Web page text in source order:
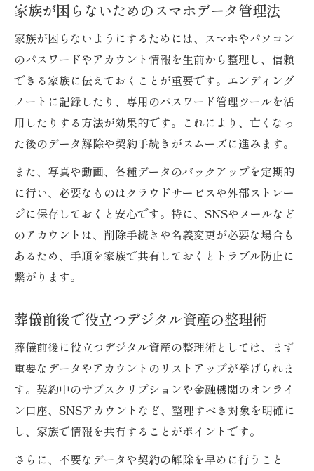
スマホ終活情報をエンディングノートにま
とめる方法
デジタル資産の記録で家族の負担を減らす
パスワードやアカウント情報の記載ポイン
ト
遺族への情報共有で安心を届ける工夫
家族が困らないためのスマホデータ管理法
家族が困らないようにするためには、スマホやパソコン
のパスワードやアカウント情報を生前から整理し、信頼
できる家族に伝えておくことが重要です。エンディング
ノートに記録したり、専用のパスワード管理ツールを活
用したりする方法が効果的です。これにより、亡くなっ
た後のデータ解除や契約手続きがスムーズに進みます。
また、写真や動画、各種データのバックアップを定期的
に行い、必要なものはクラウドサービスや外部ストレー
ジに保存しておくと安心です。特に、SNSやメールなど
のアカウントは、削除手続きや名義変更が必要な場合も
あるため、手順を家族で共有しておくとトラブル防止に
繋がります。
葬儀前後で役立つデジタル資産の整理術
葬儀前後に役立つデジタル資産の整理術としては、まず
重要なデータやアカウントのリストアップが挙げられま
す。契約中のサブスクリプションや金融機関のオンライ
ン口座、SNSアカウントなど、整理すべき対象を明確に
し、家族で情報を共有することがポイントです。
さらに、不要なデータや契約の解除を早めに行うこと